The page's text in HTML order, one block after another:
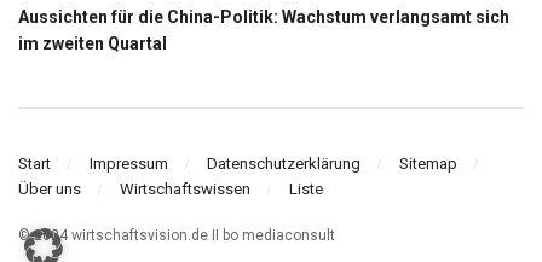
Aussichten für die China-Politik: Wachstum verlangsamt sich
im zweiten Quartal
Start Impressum Datenschutzerklärung
Sitemap
Über uns
Wirtschaftswissen Liste
© 2024 wirtschaftsvision.de II bo mediaconsult